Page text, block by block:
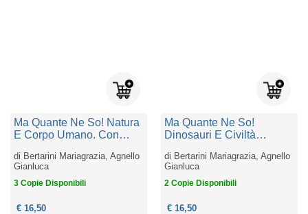
Ma Quante Ne So! Natura
E Corpo Umano. Con
di Bertarini Mariagrazia, Agnello
Gianluca
3 Copie Disponibili
€ 16,50
Ma Quante Ne So!
Dinosauri E Civiltà
di Bertarini Mariagrazia, Agnello
Gianluca
2 Copie Disponibili
€ 16,50